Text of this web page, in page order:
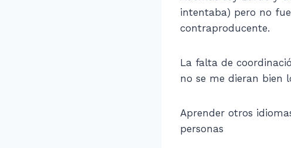
intentaba) pero no
contraproducente.
La falta de
no se me dieran bien
Aprender otros
personas